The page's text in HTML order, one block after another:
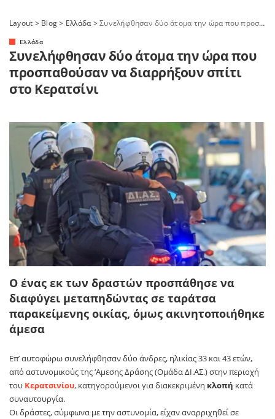
Layout > Blog> Ελλάδα>Συνελήφθησαν δύο άτομα την ώρα που προσπαθούσαν να διαρρήξουν σπίτι στο Κερατσίνι
Ελλάδα
Συνελήφθησαν δύο άτομα την ώρα που
προσπαθούσαν να διαρρήξουν σπίτι
στο Κερατσίνι
Ο ένας εκ των δραστών προσπάθησε να
διαφύγει μεταπηδώντας σε ταράτσα
παρακείμενης οικίας, όμως ακινητοποιήθηκε
άμεσα
Επ’ αυτοφώρω συνελήφθησαν δύο άνδρες, ηλικίας 33 και 43 ετών,
από αστυνομικούς της ‘Αμεσης Δράσης (Ομάδα ΔΙ.ΑΣ.) στην περιοχή
του Κερατσινίου, κατηγορούμενοι για διακεκριμένη κλοπή κατά
συναυτουργία.
Οι δράστες, σύμφωνα με την αστυνομία, είχαν αναρριχηθεί σε